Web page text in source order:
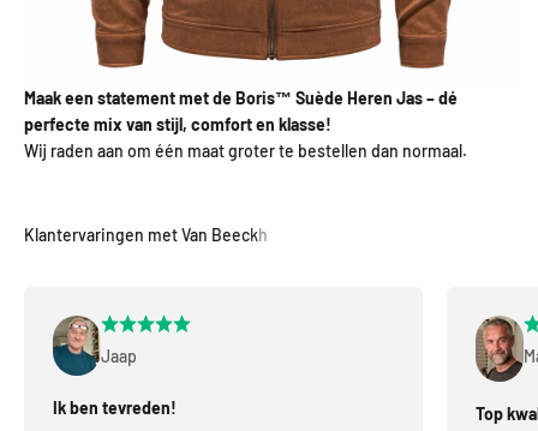
Maak een statement met de Boris™ Suède Heren Jas – dé
perfecte mix van stijl, comfort en klasse!
Wij raden aan om één maat groter te bestellen dan normaal.
Jaap
Ik ben tevreden!
Top